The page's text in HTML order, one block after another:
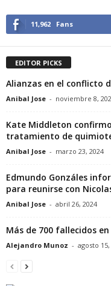
11,962 Fans
EDITOR PICKS
Alianzas en el conflicto
Anibal Jose - noviembre 8,
Kate Middleton
tratamiento de
Anibal Jose - marzo 23, 2024
Edmundo Gonzáles
para reunirse con
Anibal Jose - abril 26, 2024
Más de 700 fallecidos
Alejandro Munoz - agosto 15,